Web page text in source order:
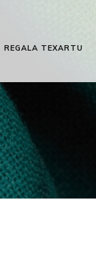
REGALA TEXARTU